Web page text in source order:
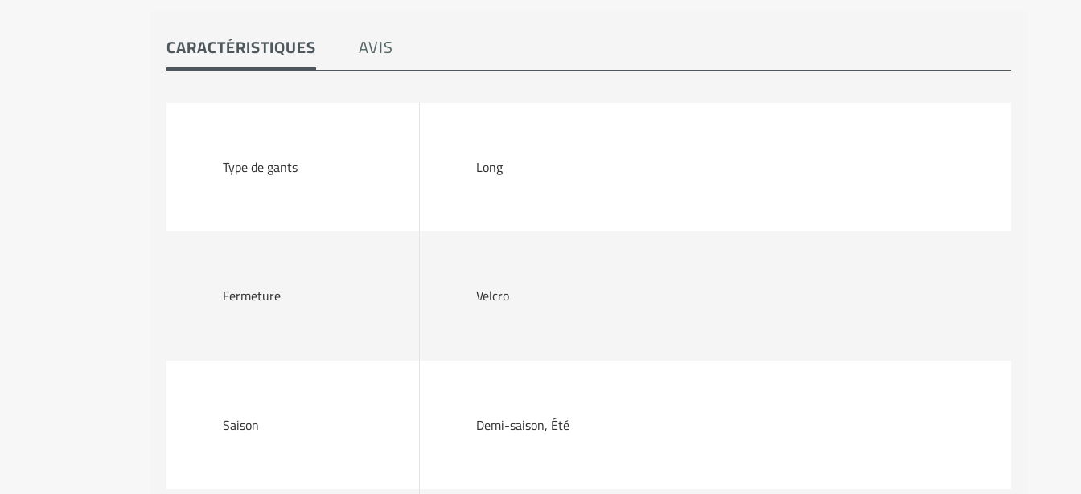
CARACTÉRISTIQUES AVIS
Type de gants Long
Fermeture Velcro
Saison Demi-saison, Été